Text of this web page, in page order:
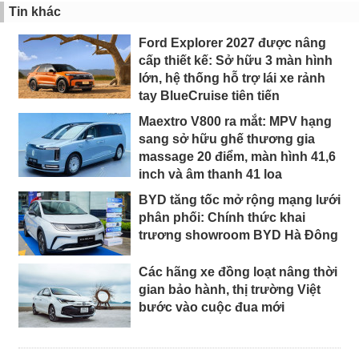
Tin khác
Ford Explorer 2027 được nâng
cấp thiết kế: Sở hữu 3 màn hình
lớn, hệ thống hỗ trợ lái xe rảnh
tay BlueCruise tiên tiến
Maextro V800 ra mắt: MPV hạng
sang sở hữu ghế thương gia
massage 20 điểm, màn hình 41,6
inch và âm thanh 41 loa
BYD tăng tốc mở rộng mạng lưới
phân phối: Chính thức khai
trương showroom BYD Hà Đông
Các hãng xe đồng loạt nâng thời
gian bảo hành, thị trường Việt
bước vào cuộc đua mới